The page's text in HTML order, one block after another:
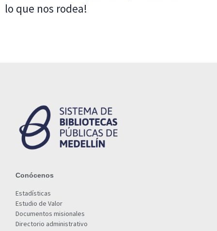
lo que nos rodea!
Conócenos
Estadísticas
Estudio de Valor
Documentos misionales
Directorio administrativo